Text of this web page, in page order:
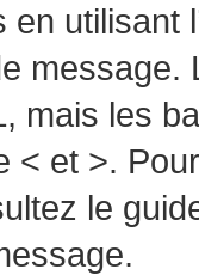
utilisant
message.
mais les
< et >.
le